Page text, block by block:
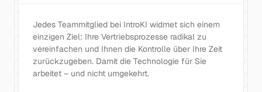
Jedes Teammitglied bei IntroKI widmet sich einem
einzigen Ziel: Ihre Vertriebsprozesse radikal zu
vereinfachen und Ihnen die Kontrolle über Ihre Zeit
zurückzugeben. Damit die Technologie für Sie
arbeitet – und nicht umgekehrt.